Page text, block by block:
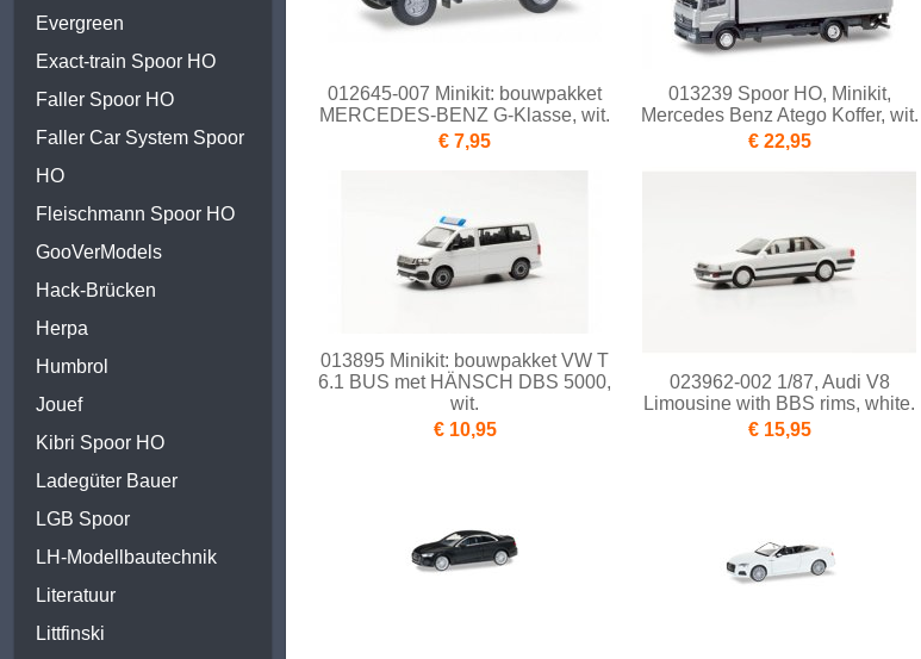
Evergreen
Exact-train Spoor HO
Faller Spoor HO
Faller Car System Spoor
HO
Fleischmann Spoor HO
GooVerModels
Hack-Brücken
Herpa
Humbrol
Jouef
Kibri Spoor HO
Ladegüter Bauer
LGB Spoor
LH-Modellbautechnik
Literatuur
Littfinski
012645-007 Minikit: bouwpakket
MERCEDES-BENZ G-Klasse, wit.
€ 7,95
013239 Spoor HO, Minikit,
Mercedes Benz Atego Koffer, wit.
€ 22,95
013895 Minikit: bouwpakket VW T
6.1 BUS met HÄNSCH DBS 5000,
wit.
€ 10,95
023962-002 1/87, Audi V8
Limousine with BBS rims, white.
€ 15,95